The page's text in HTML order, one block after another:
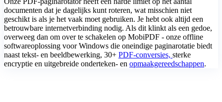
documenten dat je dagelijks kunt roteren, wat misschien niet
geschikt is als je het vaak moet gebruiken. Je hebt ook altijd een
betrouwbare internetverbinding nodig. Als dit klinkt als een gedoe,
overweeg dan om over te schakelen op MobiPDF - onze offline
softwareoplossing voor Windows die oneindige paginarotatie biedt
naast tekst- en beeldbewerking, 30+ PDF-conversies, sterke
encryptie en uitgebreide onderteken- en opmaakgereedschappen.